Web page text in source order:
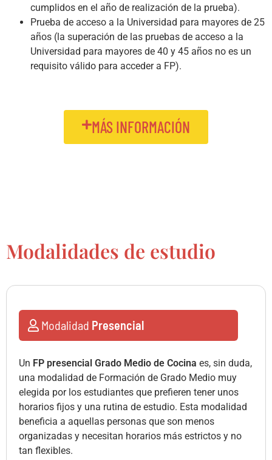
cumplidos en el año de realización de la prueba).
Prueba de acceso a la Universidad para mayores de 25
años (la superación de las pruebas de acceso a la
Universidad para mayores de 40 y 45 años no es un
requisito válido para acceder a FP).
MÁS INFORMACIÓN
Modalidades de estudio
Modalidad Presencial
Un FP presencial Grado Medio de Cocina es, sin duda,
una modalidad de Formación de Grado Medio muy
elegida por los estudiantes que prefieren tener unos
horarios fijos y una rutina de estudio. Esta modalidad
beneficia a aquellas personas que son menos
organizadas y necesitan horarios más estrictos y no
tan flexibles.